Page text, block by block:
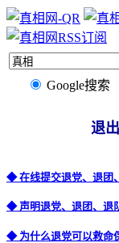
Google搜索
退
◆ 在线提交退党、退团
◆ 声明退党、退团、退
◆ 为什么退党可以救命